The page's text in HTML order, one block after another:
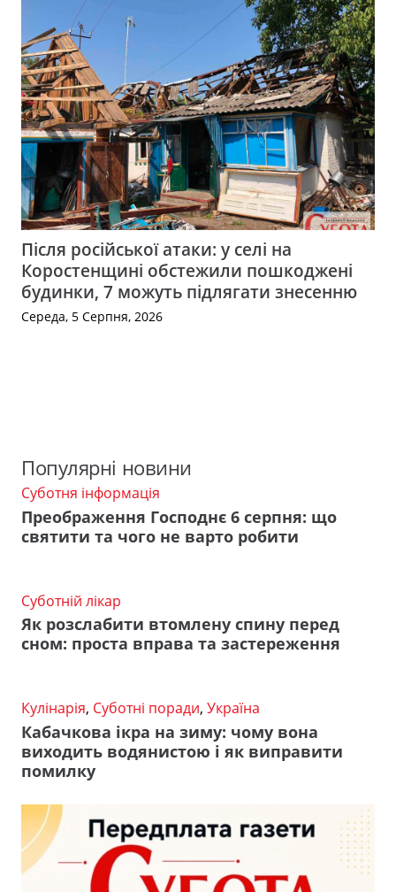
Після російської атаки: у селі на
Коростенщині обстежили пошкоджені
будинки, 7 можуть підлягати знесенню
Середа, 5 Серпня, 2026
Популярні новини
Суботня інформація
Преображення Господнє 6 серпня: що
святити та чого не варто робити
Суботній лікар
Як розслабити втомлену спину перед
сном: проста вправа та застереження
Кулінарія, Суботні поради, Україна
Кабачкова ікра на зиму: чому вона
виходить водянистою і як виправити
помилку